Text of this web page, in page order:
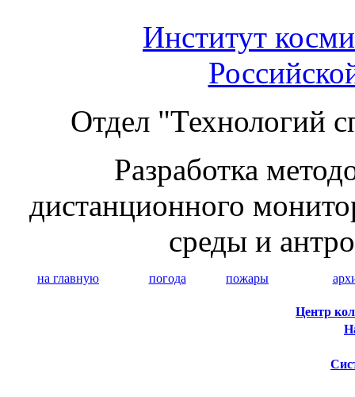
Институт
Отдел "Технологий
Разработка
дистанционного
среды и
на главную погода пожары
Центр